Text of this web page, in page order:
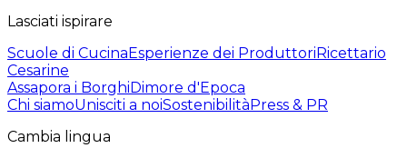
Lasciati ispirare
Scuole di CucinaEsperienze dei ProduttoriRicettario
Cesarine
Assapora i BorghiDimore d'Epoca
Chi siamoUnisciti a noiSostenibilitàPress & PR
Cambia lingua